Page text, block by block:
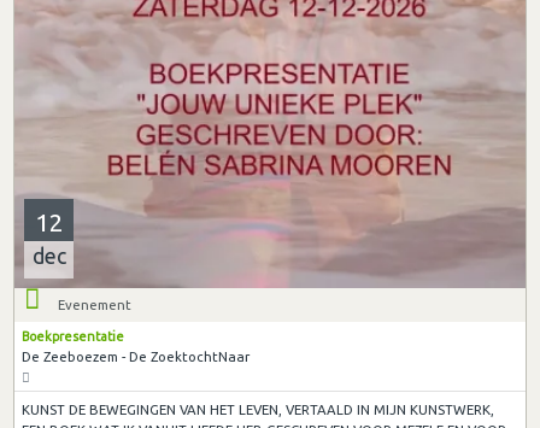
12
dec
Evenement
Boekpresentatie
De Zeeboezem - De ZoektochtNaar
KUNST DE BEWEGINGEN VAN HET LEVEN, VERTAALD IN MIJN KUNSTWERK,